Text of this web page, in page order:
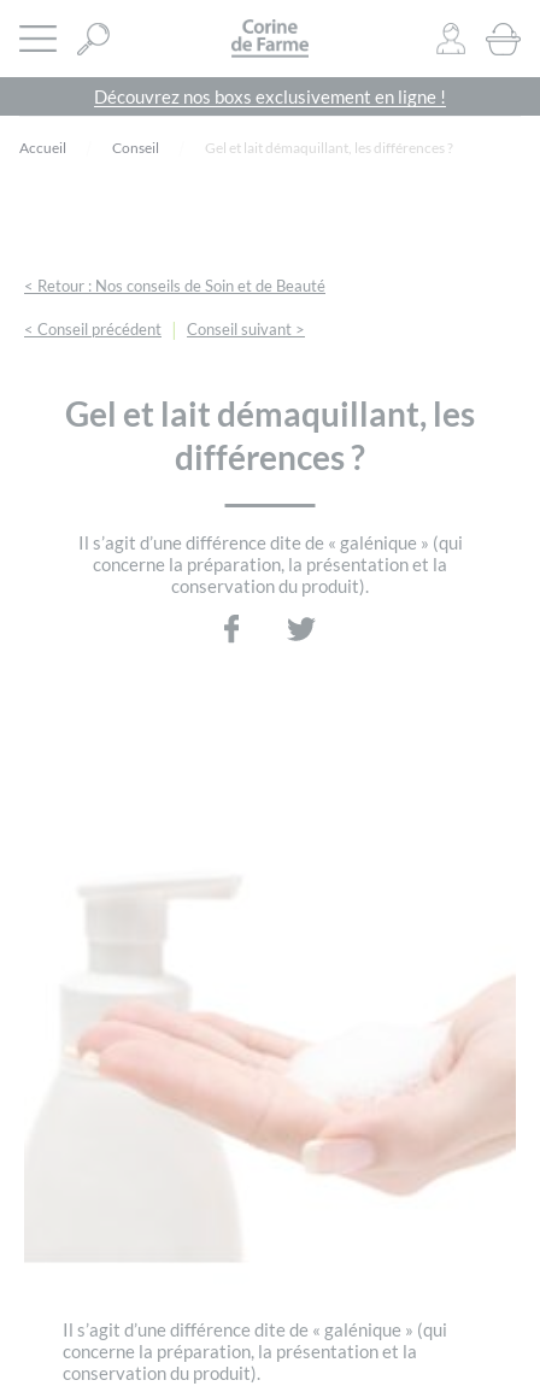
Ouvrir le menu CORINE DE FARME SITE OFFICIEL
0
Découvrez nos boxs exclusivement en ligne !
Accueil Conseil Gel et lait démaquillant, les différences ?
< Retour : Nos conseils de Soin et de Beauté
< Conseil précédent | Conseil suivant >
Gel et lait démaquillant, les
différences ?
Il s’agit d’une différence dite de « galénique » (qui
concerne la préparation, la présentation et la
conservation du produit).
Il s’agit d’une différence dite de « galénique » (qui
concerne la préparation, la présentation et la
conservation du produit).